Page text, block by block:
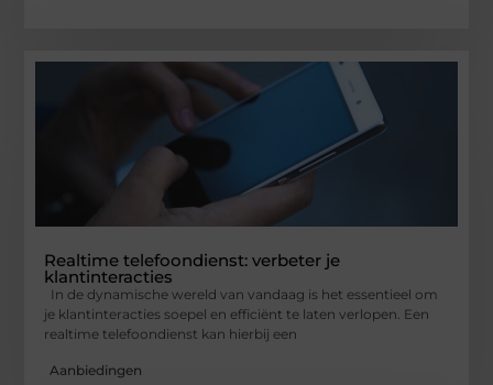
Realtime telefoondienst: verbeter je
klantinteracties
In de dynamische wereld van vandaag is het essentieel om
je klantinteracties soepel en efficiënt te laten verlopen. Een
realtime telefoondienst kan hierbij een
Aanbiedingen